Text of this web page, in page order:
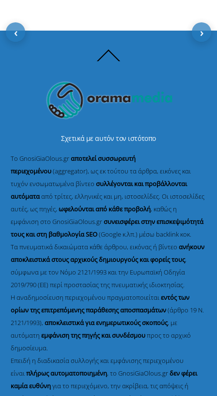
To
Σχετικά με αυτόν τον ιστότοπο
Το GnosiGiaOlous.grαποτελεί συσσωρευτή
περιεχομένου(aggregator), ως εκ τούτου τα άρθρα, εικόνες και
τυχόν ενσωματωμένα βίντεοσυλλέγονται και προβάλλονται
αυτόματααπό τρίτες, ελληνικές και μη, ιστοσελίδες. Οι ιστοσελίδες
αυτές, ως πηγές,ωφελούνται από κάθε προβολή, καθώς η
εμφάνιση στο GnosiGiaOlous.grσυνεισφέρει στην επισκεψιμότητά
τους και στη βαθμολογία SEO(Google κ.λπ.) μέσω backlink κοκ.
Τα πνευματικά δικαιώματα κάθε άρθρου, εικόνας ή βίντεοανήκουν
αποκλειστικά στους αρχικούς δημιουργούς και φορείς τους,
σύμφωνα με τον Νόμο 2121/1993 και την Ευρωπαϊκή Οδηγία
2019/790 (ΕΕ) περί προστασίας της πνευματικής ιδιοκτησίας.
Η αναδημοσίευση περιεχομένου πραγματοποιείταιεντός των
ορίων της επιτρεπόμενης παράθεσης αποσπασμάτων(άρθρο 19 Ν.
2121/1993), αποκλειστικά για ενημερωτικούς σκοπούς, με
αυτόματηεμφάνιση της πηγής και συνδέσμουπρος το αρχικό
δημοσίευμα.
Επειδή η διαδικασία συλλογής και εμφάνισης περιεχομένου
είναιπλήρως αυτοματοποιημένη, το GnosiGiaOlous.grδεν φέρει
καμία ευθύνηγια το περιεχόμενο, την ακρίβεια, τις απόψεις ή
‹ ›